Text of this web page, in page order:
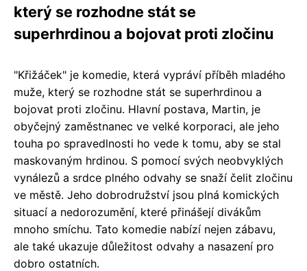
který se rozhodne stát se
superhrdinou a bojovat proti zločinu
"Křižáček" je komedie, která vypráví příběh mladého
muže, který se rozhodne stát se superhrdinou a
bojovat proti zločinu. Hlavní postava, Martin, je
obyčejný zaměstnanec ve velké korporaci, ale jeho
touha po spravedlnosti ho vede k tomu, aby se stal
maskovaným hrdinou. S pomocí svých neobvyklých
vynálezů a srdce plného odvahy se snaží čelit zločinu
ve městě. Jeho dobrodružství jsou plná komických
situací a nedorozumění, které přinášejí divákům
mnoho smíchu. Tato komedie nabízí nejen zábavu,
ale také ukazuje důležitost odvahy a nasazení pro
dobro ostatních.